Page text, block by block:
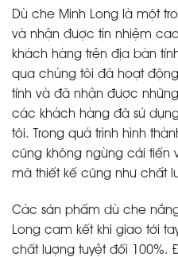
Dù che Minh Long là một
và nhận được tín nhiệm
khách hàng trên địa bàn
qua chúng tôi đã hoạt
tỉnh và đã nhận được
các khách hàng đã sử
tôi. Trong quá trình hình
cũng không ngừng cải
mã thiết kế cũng như chất
Các sản phẩm dù che
Long cam kết khi giao tới
chất lượng tuyệt đối 100%.